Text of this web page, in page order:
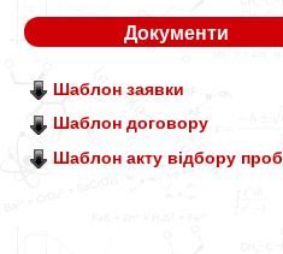
Документи
Шаблон заявки
Шаблон договору
Шаблон акту відбору проб